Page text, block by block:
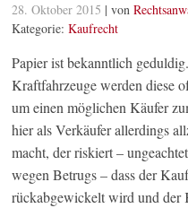
28. Oktober 2015 | von
Kategorie:Kaufrecht
Papier ist bekanntlich
Kraftfahrzeuge werden diese
um einen möglichen Käufer
hier als Verkäufer allerdings
macht, der riskiert –
wegen Betrugs – dass der
rückabgewickelt wird und der